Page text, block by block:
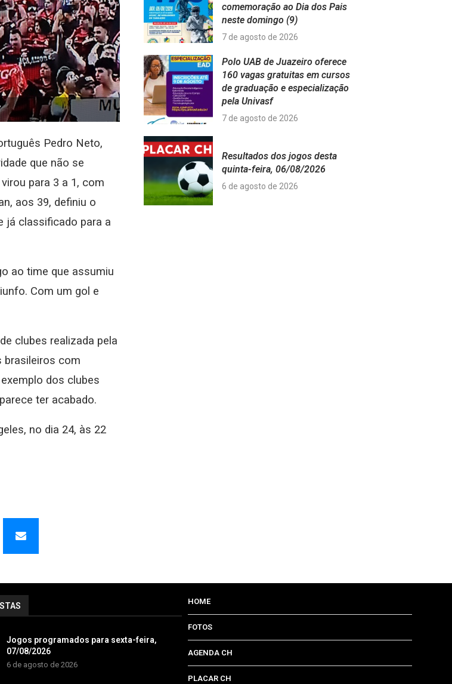
Pedro Neto,
que não se
para 3 a 1, com
aos 39, definiu o
já classificado para a
ao time que assumiu
Com um gol e
clubes realizada pela
brasileiros com
dos clubes
ter acabado.
no dia 24, às 22
comemoração ao Dia dos Pais
neste domingo (9)
7 de agosto de 2026
Polo UAB de Juazeiro oferece
160 vagas gratuitas em cursos
de graduação e especialização
pela Univasf
7 de agosto de 2026
Resultados dos jogos desta
quinta-feira, 06/08/2026
6 de agosto de 2026
Jogos programados para sexta-feira,
07/08/2026
6 de agosto de 2026
HOME
FOTOS
AGENDA CH
PLACAR CH